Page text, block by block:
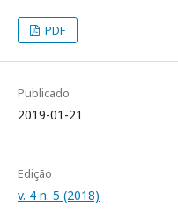
PDF
Publicado
2019-01-21
Edição
v. 4 n. 5 (2018)